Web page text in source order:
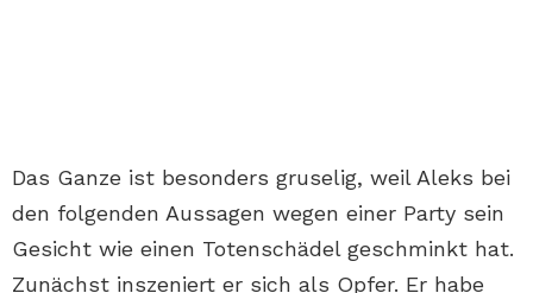
Das Ganze ist besonders gruselig, weil Aleks bei
den folgenden Aussagen wegen einer Party sein
Gesicht wie einen Totenschädel geschminkt hat.
Zunächst inszeniert er sich als Opfer. Er habe